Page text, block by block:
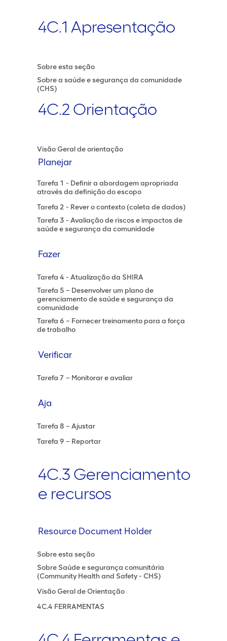
4C.1 Apresentação
Sobre esta seção
Sobre a saúde e segurança da comunidade
(CHS)
4C.2 Orientação
Visão Geral de orientação
Planejar
Tarefa 1 - Definir a abordagem apropriada
através da definição do escopo
Tarefa 2 - Rever o contexto (coleta de dados)
Tarefa 3 - Avaliação de riscos e impactos de
saúde e segurança da comunidade
Fazer
Tarefa 4 - Atualização da SHIRA
Tarefa 5 – Desenvolver um plano de
gerenciamento de saúde e segurança da
comunidade
Tarefa 6 – Fornecer treinamento para a força
de trabalho
Verificar
Tarefa 7 – Monitorar e avaliar
Aja
Tarefa 8 – Ajustar
Tarefa 9 – Reportar
4C.3 Gerenciamento
e recursos
Resource Document Holder
Sobre esta seção
Sobre Saúde e segurança comunitária
(Community Health and Safety - CHS)
Visão Geral de Orientação
4C.4 FERRAMENTAS